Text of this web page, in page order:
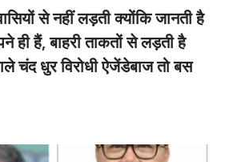
से नहीं लड़ती क्योंकि जानती है
ही हैं, बाहरी ताकतों से लड़ती है
चंद धुर विरोधी ऐजेंडेबाज तो बस